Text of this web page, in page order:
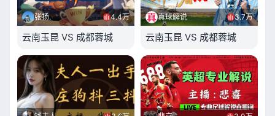
张扬. 4.4万
云南玉昆 VS 成都蓉城
真球解说 3.7万
云南玉昆 VS 成都蓉城